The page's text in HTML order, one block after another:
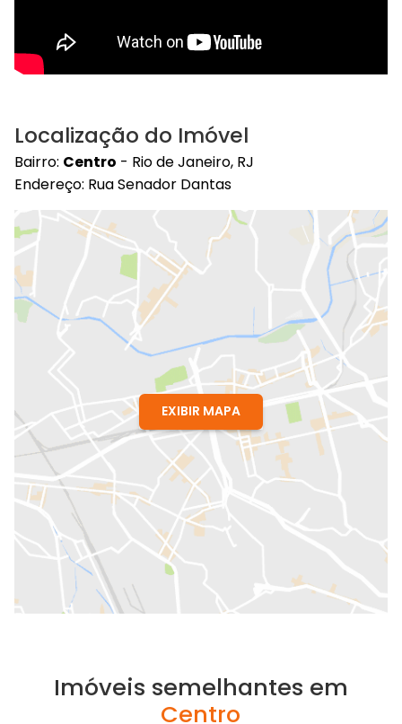
Localização do Imóvel
Bairro: Centro - Rio de Janeiro, RJ
Endereço: Rua Senador Dantas
EXIBIR MAPA
Imóveis semelhantes em
Centro